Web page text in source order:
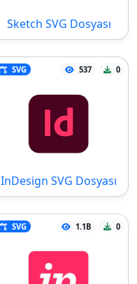
Sketch SVG Dosyası
SVG 537 0
InDesign SVG Dosyası
SVG 1.1B 0